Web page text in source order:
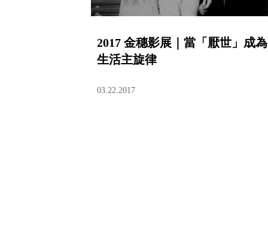
2017 金穗影展｜當「厭世」成為
生活主旋律
03.22.2017